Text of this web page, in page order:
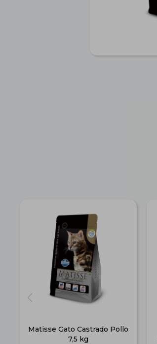
Matisse Gato Castrado Pollo
7,5 kg